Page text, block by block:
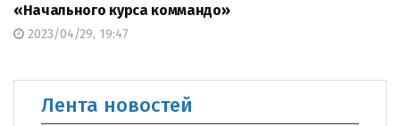
«Начального курса коммандо»
2023/04/29, 19:47
Лента новостей